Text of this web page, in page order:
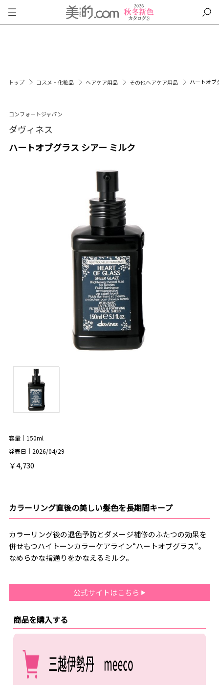
トップ コスメ・化粧品 ヘアケア用品 その他ヘアケア用品 ハートオブ
コンフォートジャパン
ダヴィネス
ハートオブグラス シアー ミルク
容量｜150ml
発売日｜2026/04/29
￥4,730
カラーリング直後の美しい髪色を長期間キープ
カラーリング後の退色予防とダメージ補修のふたつの効果を
併せもつハイトーンカラーケアライン“ハートオブグラス”。
なめらかな指通りをかなえるミルク。
公式サイトはこちら
商品を購入する